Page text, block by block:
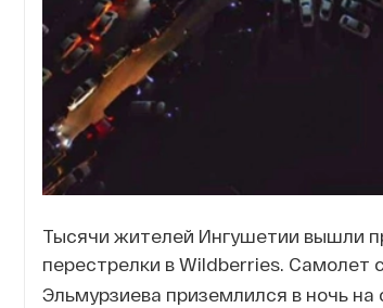
Тысячи жителей Ингушетии вышли
перестрелки в Wildberries. Самолет
Эльмурзиева приземлился в ночь